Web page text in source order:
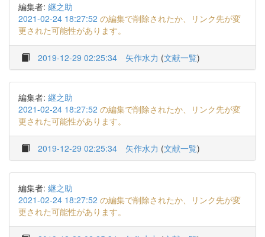
編集者: 継之助
2021-02-24 18:27:52 の編集で削除されたか、リンク先が変
更された可能性があります。
2019-12-29 02:25:34 矢作水力 (文献一覧)
編集者: 継之助
2021-02-24 18:27:52 の編集で削除されたか、リンク先が変
更された可能性があります。
2019-12-29 02:25:34 矢作水力 (文献一覧)
編集者: 継之助
2021-02-24 18:27:52 の編集で削除されたか、リンク先が変
更された可能性があります。